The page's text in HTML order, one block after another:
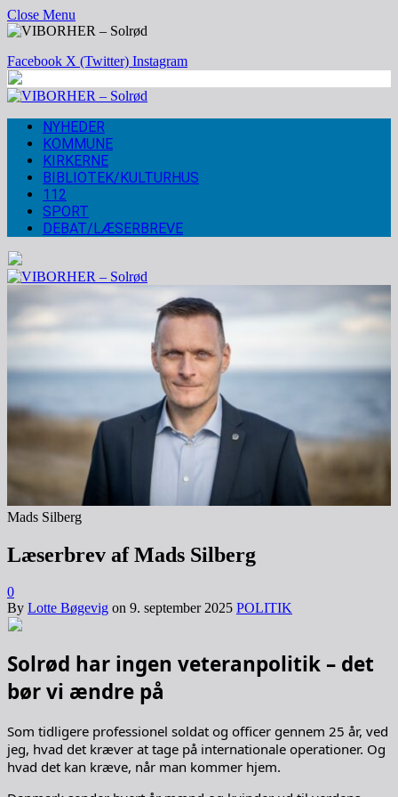
Close Menu
Facebook X (Twitter) Instagram
NYHEDER
KOMMUNE
KIRKERNE
BIBLIOTEK/KULTURHUS
112
SPORT
DEBAT/LÆSERBREVE
Mads Silberg
Læserbrev af Mads Silberg
0
By Lotte Bøgevig on 9. september 2025 POLITIK
Solrød har ingen veteranpolitik – det
bør vi ændre på
Som tidligere professionel soldat og officer gennem 25 år, ved
jeg, hvad det kræver at tage på internationale operationer. Og
hvad det kan kræve, når man kommer hjem.